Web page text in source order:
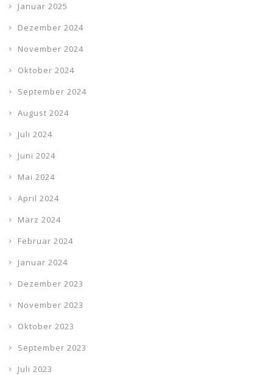
Januar 2025
Dezember 2024
November 2024
Oktober 2024
September 2024
August 2024
Juli 2024
Juni 2024
Mai 2024
April 2024
März 2024
Februar 2024
Januar 2024
Dezember 2023
November 2023
Oktober 2023
September 2023
Juli 2023